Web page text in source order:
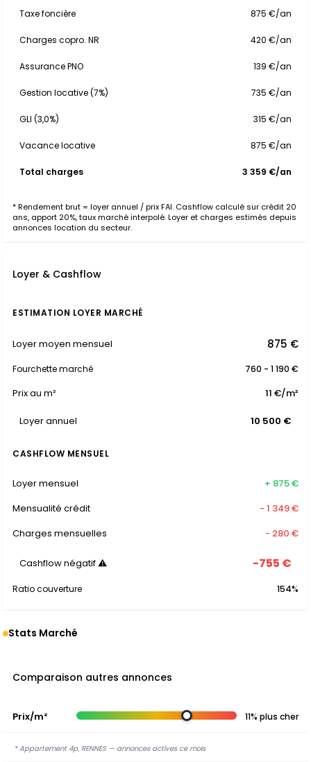
Taxe foncière 875 €/an
Charges copro. NR 420 €/an
Assurance PNO 139 €/an
Gestion locative (7%) 735 €/an
GLI (3,0%) 315 €/an
Vacance locative 875 €/an
Total charges 3 359 €/an
* Rendement brut = loyer annuel / prix FAI. Cashflow calculé sur crédit 20
ans, apport 20%, taux marché interpolé. Loyer et charges estimés depuis
annonces location du secteur.
Loyer & Cashflow
ESTIMATION LOYER MARCHÉ
Loyer moyen mensuel 875 €
Fourchette marché 760 - 1 190 €
Prix au m² 11 €/m²
Loyer annuel 10 500 €
CASHFLOW MENSUEL
Loyer mensuel
+ 875 €
Mensualité crédit
- 1 349 €
Charges mensuelles
- 280 €
Cashflow négatif ⚠ -755 €
Ratio couverture 154%
Stats Marché
Comparaison autres annonces
Prix/m² 11% plus cher
* Appartement 4p, RENNES — annonces actives ce mois